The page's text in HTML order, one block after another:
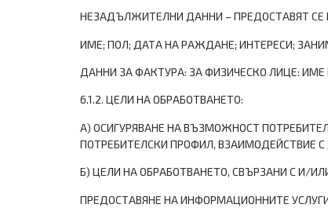
НЕЗАДЪЛЖИТЕЛНИ ДАННИ – ПРЕДОСТАВЯТ
ИМЕ; ПОЛ; ДАТА НА РАЖДАНЕ; ИНТЕРЕСИ;
ДАННИ ЗА ФАКТУРА: ЗА ФИЗИЧЕСКО ЛИЦЕ:
6.1.2. ЦЕЛИ НА ОБРАБОТВАНЕТО:
А) ОСИГУРЯВАНЕ НА ВЪЗМОЖНОСТ
ПОТРЕБИТЕЛСКИ ПРОФИЛ, ВЗАИМОДЕЙСТВИЕ С
Б) ЦЕЛИ НА ОБРАБОТВАНЕТО, СВЪРЗАНИ С И/
ПРЕДОСТАВЯНЕ НА ИНФОРМАЦИОННИТЕ